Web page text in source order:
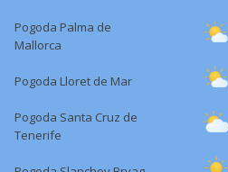
Pogoda Palma de
Mallorca
Pogoda Lloret de Mar
Pogoda Santa Cruz de
Tenerife